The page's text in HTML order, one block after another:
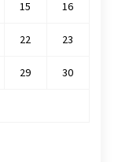
15 16
22 23
29 30